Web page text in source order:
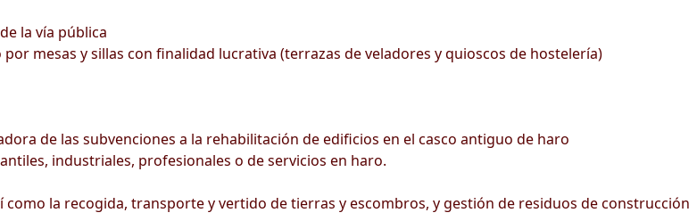
la vía pública
mesas y sillas con finalidad lucrativa (terrazas de veladores y quioscos de hostelería)
de las subvenciones a la rehabilitación de edificios en el casco antiguo de haro
industriales, profesionales o de servicios en haro.
la recogida, transporte y vertido de tierras y escombros, y gestión de residuos de construcción